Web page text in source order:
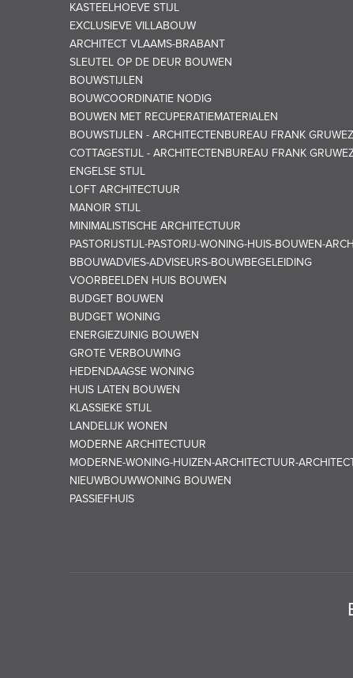
KASTEELHOEVE STIJL
EXCLUSIEVE VILLABOUW
ARCHITECT VLAAMS-BRABANT
SLEUTEL OP DE DEUR BOUWEN
BOUWSTIJLEN
BOUWCOORDINATIE NODIG
BOUWEN MET RECUPERATIEMATERIALEN
BOUWSTIJLEN - ARCHITECTENBUREAU FRANK GRUWEZ
COTTAGESTIJL - ARCHITECTENBUREAU FRANK
ENGELSE STIJL
LOFT ARCHITECTUUR
MANOIR STIJL
MINIMALISTISCHE ARCHITECTUUR
PASTORIJSTIJL-PASTORIJ-WONING-HUIS-BOUWEN-
BBOUWADVIES-ADVISEURS-BOUWBEGELEIDING
VOORBEELDEN HUIS BOUWEN
BUDGET BOUWEN
BUDGET WONING
ENERGIEZUINIG BOUWEN
GROTE VERBOUWING
HEDENDAAGSE WONING
HUIS LATEN BOUWEN
KLASSIEKE STIJL
LANDELIJK WONEN
MODERNE ARCHITECTUUR
MODERNE-WONING-HUIZEN-ARCHITECTUUR-
NIEUWBOUWWONING BOUWEN
PASSIEFHUIS